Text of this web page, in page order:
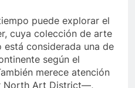
puede explorar el
cuya colección de arte
considerada una de
según el
merece atención
North Art District—,